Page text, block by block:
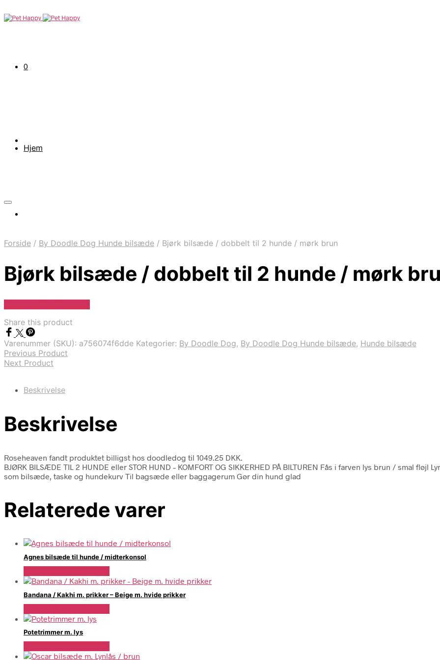
0
Hjem
Forside / By Doodle Dog Hunde bilsæde / Bjørk bilsæde / dobbelt til 2 hunde / mørk brun
Bjørk bilsæde / dobbelt til 2 hunde / mørk
Share this product
Varenummer (SKU): a756074f6dde Kategorier: By Doodle Dog, By Doodle Dog Hunde bilsæde, Hunde bilsæde
Previous Product
Next Product
Beskrivelse
Beskrivelse
Roseheaven fandt produktet billigst hos doodledog til 1049.25 DKK.
BJØRK BILSÆDE TIL 2 HUNDE eller STOR HUND – KOMFORT OG SIKKERHED PÅ BILTUREN Fås i farven lys brun / smal
som bilsæde, taske og hundekurv Til bagsæde eller baggagerum Gør din hund glad
Relaterede varer
Agnes bilsæde til hunde / midterkonsol
Bandana / Kakhi m. prikker – Beige m. hvide prikker
Potetrimmer m. lys